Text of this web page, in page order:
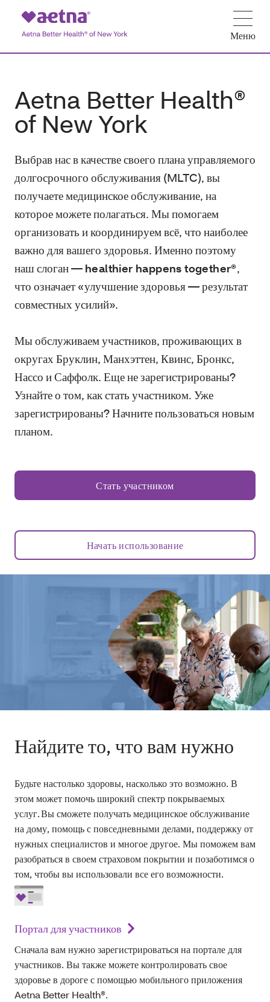
Меню
Aetna Better Health®
of New York
Выбрав нас в качестве своего плана управляемого
долгосрочного обслуживания (MLTC), вы
получаете медицинское обслуживание, на
которое можете полагаться. Мы помогаем
организовать и координируем всё, что наиболее
важно для вашего здоровья. Именно поэтому
наш слоган — healthier happens together®,
что означает «улучшение здоровья — результат
совместных усилий».
Мы обслуживаем участников, проживающих в
округах Бруклин, Манхэттен, Квинс, Бронкс,
Нассо и Саффолк. Еще не зарегистрированы?
Узнайте о том, как стать участником. Уже
зарегистрированы? Начните пользоваться новым
планом.
Стать участником
Начать использование
Найдите то, что вам нужно
Будьте настолько здоровы, насколько это возможно. В
этом может помочь широкий спектр покрываемых
услуг. Вы сможете получать медицинское обслуживание
на дому, помощь с повседневными делами, поддержку от
нужных специалистов и многое другое. Мы поможем вам
разобраться в своем страховом покрытии и позаботимся о
том, чтобы вы использовали все его возможности.
Портал для участников
Сначала вам нужно зарегистрироваться на портале для
участников. Вы также можете контролировать свое
здоровье в дороге с помощью мобильного приложения
Aetna Better Health®.